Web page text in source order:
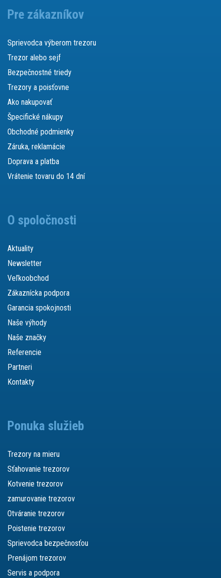
Pre zákazníkov
Sprievodca výberom trezoru
Trezor alebo sejf
Bezpečnostné triedy
Trezory a poisťovne
Ako nakupovať
Špecifické nákupy
Obchodné podmienky
Záruka, reklamácie
Doprava a platba
Vrátenie tovaru do 14 dní
O spoločnosti
Aktuality
Newsletter
Veľkoobchod
Zákaznícka podpora
Garancia spokojnosti
Naše výhody
Naše značky
Referencie
Partneri
Kontakty
Ponuka služieb
Trezory na mieru
Sťahovanie trezorov
Kotvenie trezorov
zamurovanie trezorov
Otváranie trezorov
Poistenie trezorov
Sprievodca bezpečnosťou
Prenájom trezorov
Servis a podpora